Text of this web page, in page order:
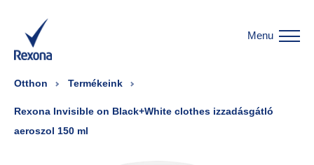
Menu
Otthon Termékeink
Rexona Invisible on Black+White clothes izzadásgátló
aeroszol 150 ml